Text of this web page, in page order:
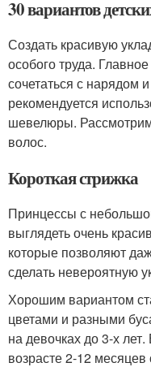
30 вариантов
Создать красивую
особого труда.
сочетаться с
рекомендуется
шевелюры.
волос.
Короткая стрижка
Принцессы с
выглядеть очень
которые позволяют
сделать невероятную
Хорошим вариантом
цветами и разными
на девочках до 3-х лет.
возрасте 2-12